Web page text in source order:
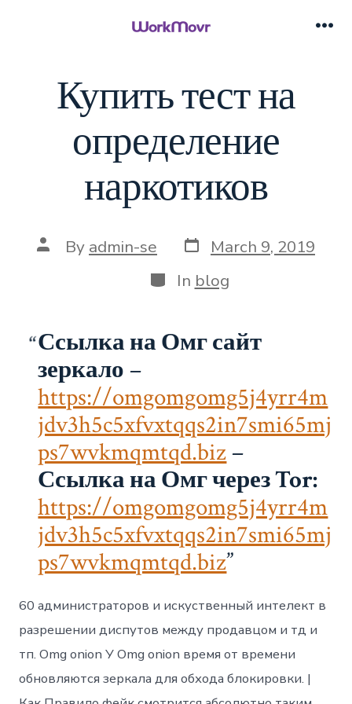
Купить тест на
определение
наркотиков
Post
author
By admin-se Post
date
March 9, 2019
Categories
In blog
Ссылка на Омг сайт
зеркало –
https://omgomgomg5j4yrr4m
jdv3h5c5xfvxtqqs2in7smi65mj
ps7wvkmqmtqd.biz–
Ссылка на Омг через Tor:
https://omgomgomg5j4yrr4m
jdv3h5c5xfvxtqqs2in7smi65mj
ps7wvkmqmtqd.biz
60 администраторов и искуственный интелект в
разрешении диспутов между продавцом и тд и
тп. Omg onion У Omg onion время от времени
обновляются зеркала для обхода блокировки. |